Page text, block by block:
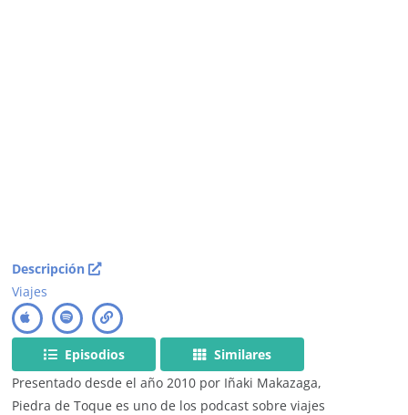
Descripción
Viajes
Episodios
Similares
Presentado desde el año 2010 por Iñaki Makazaga,
Piedra de Toque es uno de los podcast sobre viajes